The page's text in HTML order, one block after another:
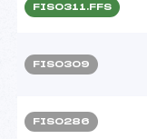
FIS0311.FFS
FIS0309
FIS0286